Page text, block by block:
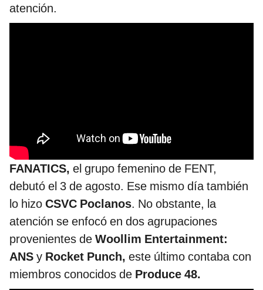
atención.
FANATICS, el grupo femenino de FENT,
debutó el 3 de agosto. Ese mismo día también
lo hizo CSVC Poclanos. No obstante, la
atención se enfocó en dos agrupaciones
provenientes de Woollim Entertainment:
ANS y Rocket Punch, este último contaba con
miembros conocidos de Produce 48.